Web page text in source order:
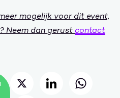
mogelijk voor dit event,
Neem dan gerust contact
Deel op Twitter
Deel op LinkedIn
Deel op